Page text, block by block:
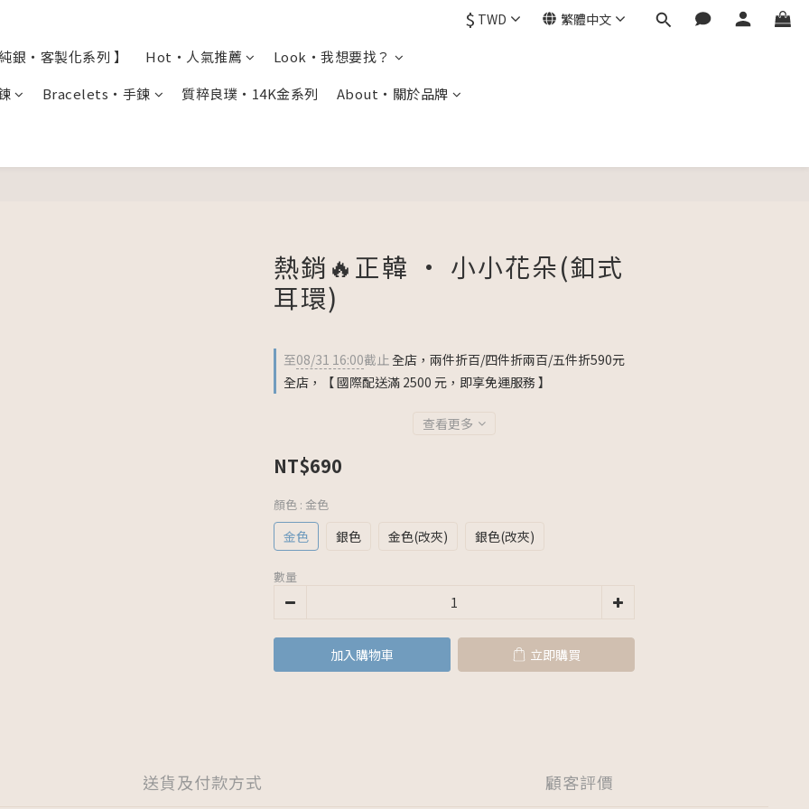
$ TWD 繁體中文
銀・客製化系列 】 Hot・人氣推薦
Look・我想要找？
Bracelets・手鍊 質粹良璞・14K金系列 About・關於品牌
熱銷🔥正韓 • 小小花朵(釦式
耳環)
至08/31 16:00截止全店，兩件折百/四件折兩百/五件折590元
全店，【 國際配送滿 2500 元，即享免運服務 】
查看更多
NT$690
顏色 : 金色
金色 銀色 金色(改夾) 銀色(改夾)
數量
加入購物車 立即購買
送貨及付款方式 顧客評價